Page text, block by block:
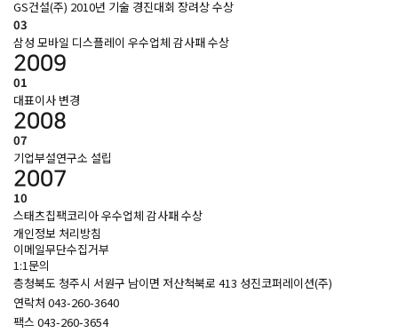
GS건설(주) 2010년 기술 경진대회 장려상 수상
03
삼성 모바일 디스플레이 우수업체 감사패 수상
2009
01
대표이사 변경
2008
07
기업부설연구소 설립
2007
10
스태츠칩팩코리아 우수업체 감사패 수상
개인정보 처리방침
이메일무단수집거부
1:1문의
층청북도 청주시 서원구 남이면 저산척북로 413 성진코퍼레이션(주)
연락처 043-260-3640
팩스 043-260-3654